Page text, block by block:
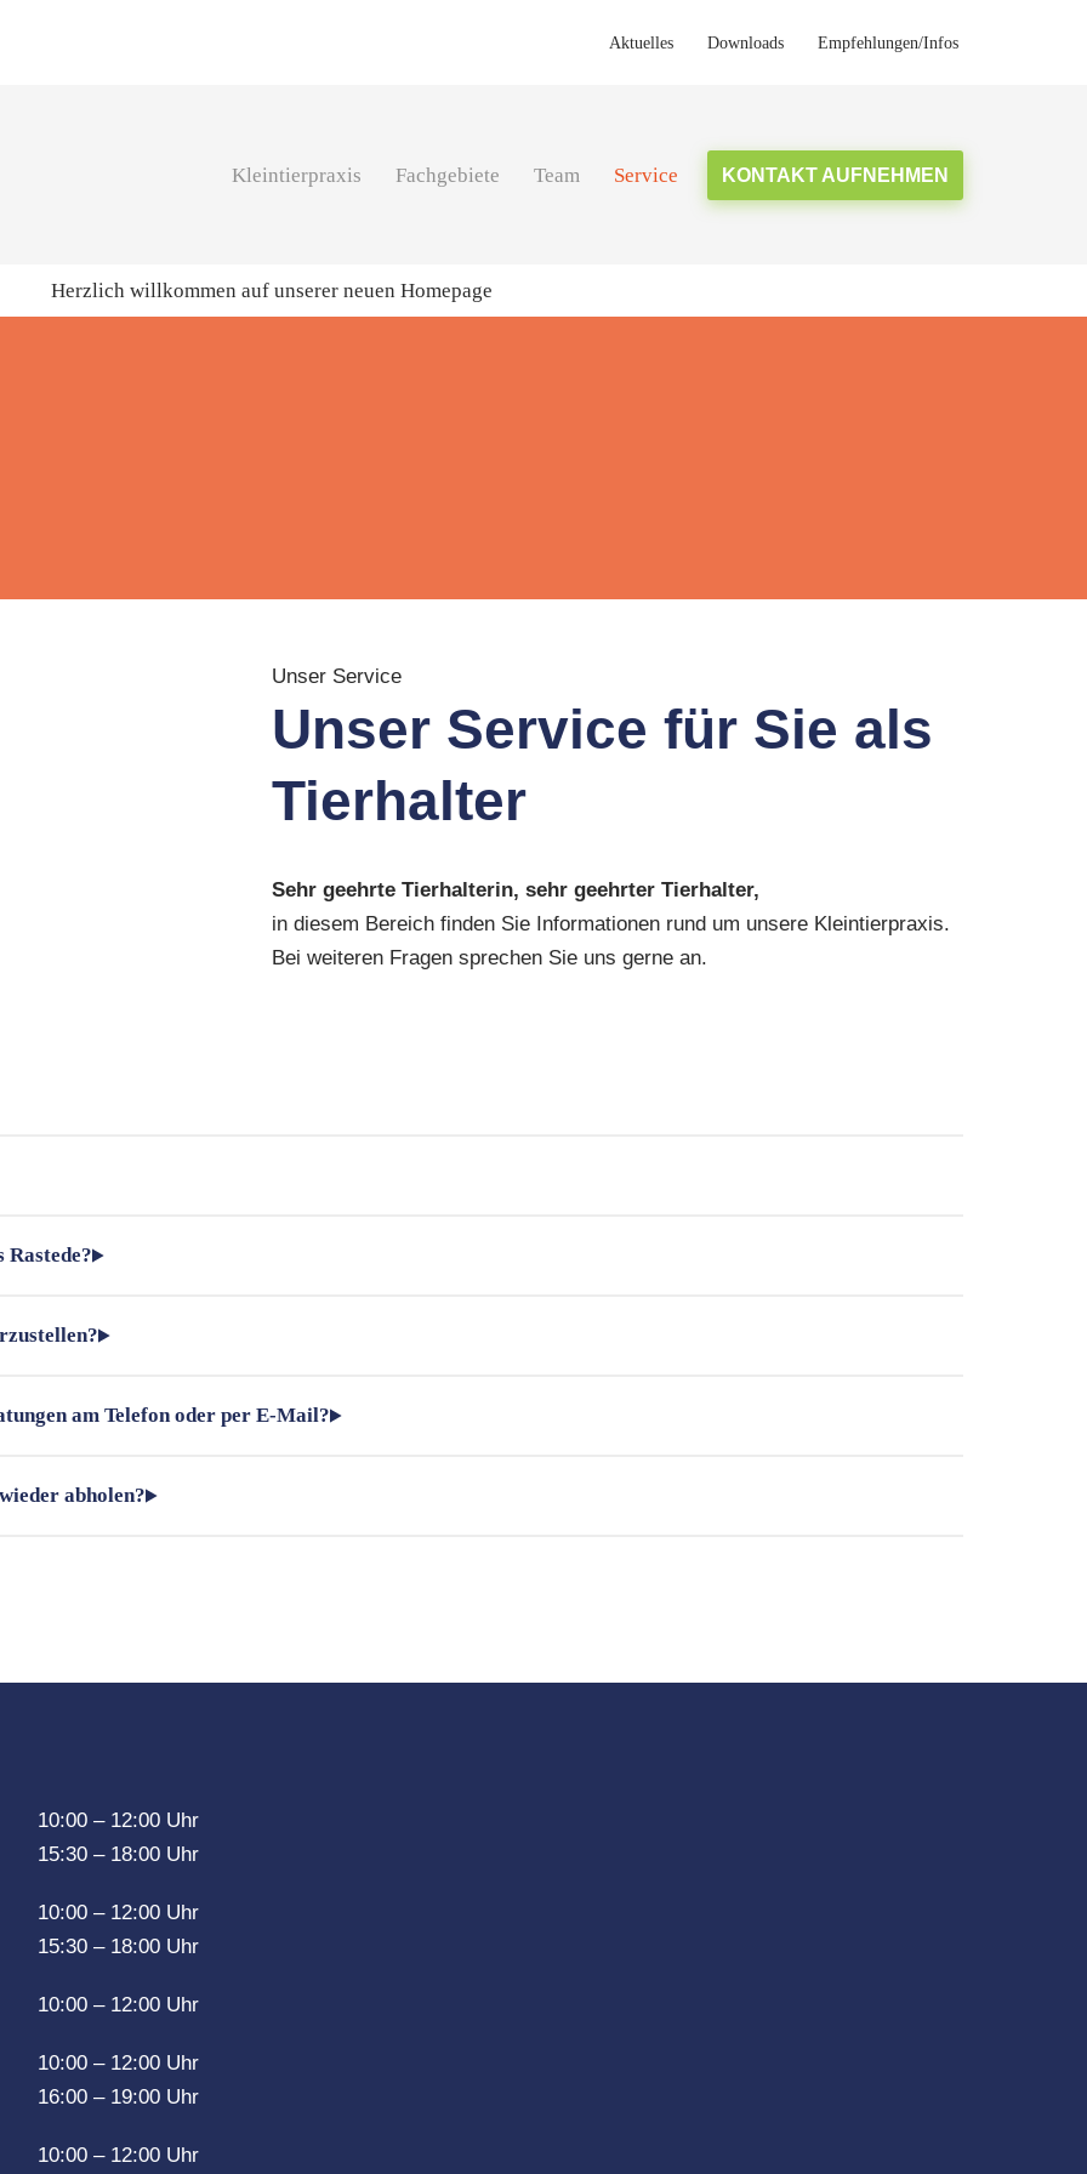
Aktuelles Downloads Empfehlungen/Infos
Kleintierpraxis Fachgebiete Team Service KONTAKT AUFNEHMEN
Herzlich willkommen auf unserer neuen Homepage
Unser Service
Unser Service für Sie als
Tierhalter
Sehr geehrte Tierhalterin, sehr geehrter Tierhalter,
in diesem Bereich finden Sie Informationen rund um unsere Kleintierpraxis.
Bei weiteren Fragen sprechen Sie uns gerne an.
am Telefon oder per E-Mail?
abholen?
10:00 – 12:00 Uhr
15:30 – 18:00 Uhr
10:00 – 12:00 Uhr
15:30 – 18:00 Uhr
10:00 – 12:00 Uhr
10:00 – 12:00 Uhr
16:00 – 19:00 Uhr
10:00 – 12:00 Uhr